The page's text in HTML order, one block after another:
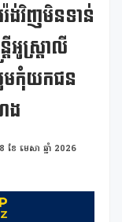
ង់វិញមិនទាន់
អូស្រ្តាលី
កុំយកជន
ង
ខែ មេសា ឆ្នាំ 2026